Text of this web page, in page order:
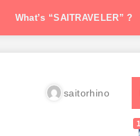
What’s “SAITRAVELER” ?
saitorhino